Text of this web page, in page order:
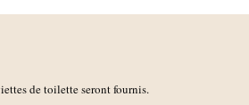
de toilette seront fournis.